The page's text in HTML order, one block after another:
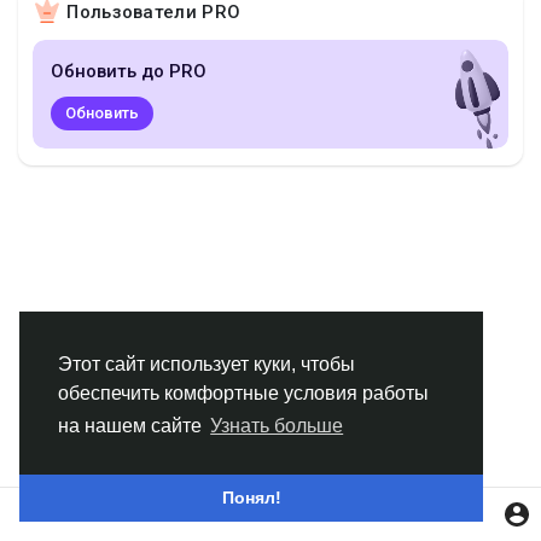
Этот сайт использует куки, чтобы
обеспечить комфортные условия работы
на нашем сайте Узнать больше
Понял!
Мои группы
Популярные посты
Найти сообщения
Пользователи PRO
Обновить до PRO
Обновить